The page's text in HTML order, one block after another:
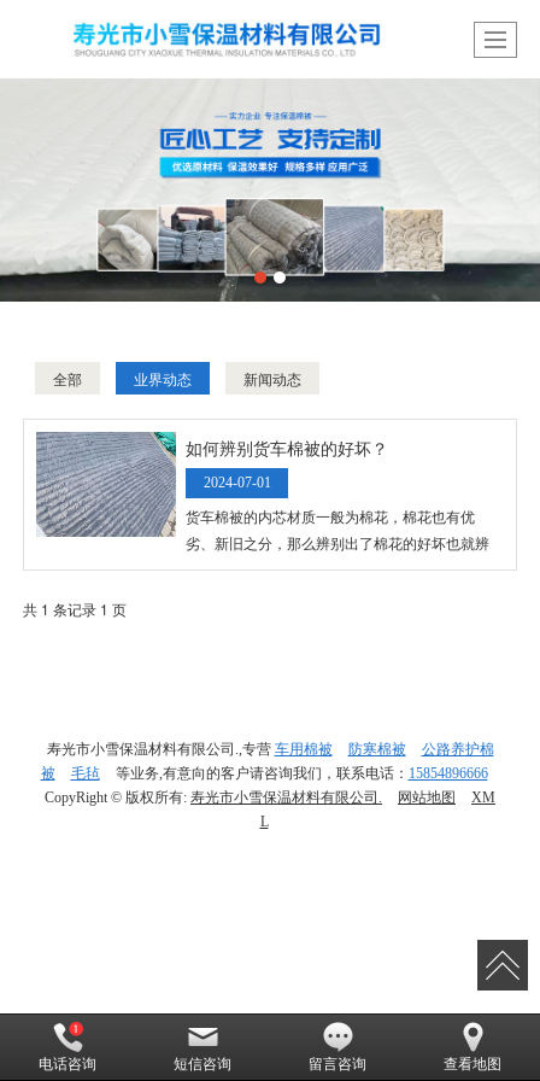
全部 业界动态 新闻动态
如何辨别货车棉被的好坏？
2024-07-01
货车棉被的内芯材质一般为棉花，棉花也有优
劣、新旧之分，那么辨别出了棉花的好坏也就辨
别出了货车棉被的好坏，寿光市小雪保温材料有
共 1 条记录 1 页
寿光市小雪保温材料有限公司.,专营 车用棉被 防寒棉被
公路养护棉
被
毛毡 等业务,有意向的客户请咨询我们，联系电话： 15854896666
CopyRight © 版权所有: 寿光市小雪保温材料有限公司. 网站地图
XM
L
电话咨询 短信咨询 留言咨询 查看地图